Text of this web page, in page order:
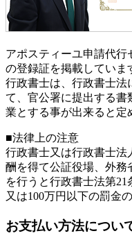
アポスティーユ申請代
の登録証を掲載していま
行政書士は、行政書士法
て、官公署に提出する書
業とする事が出来ると定
■法律上の注意
行政書士又は行政書士法
酬を得て公証役場、外務
を行うと行政書士法第21
又は100万円以下の罰金
お支払い方法につい